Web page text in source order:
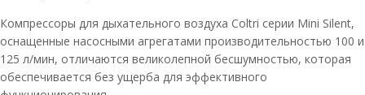
Компрессоры для дыхательного воздуха Coltri серии Mini Silent,
оснащенные насосными агрегатами производительностью 100 и
125 л/мин, отличаются великолепной бесшумностью, которая
обеспечивается без ущерба для эффективного